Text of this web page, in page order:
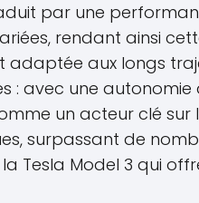
par une
rendant ainsi
aux longs
: avec une autonomie
un acteur clé sur
surpassant de
Tesla Model 3 qui